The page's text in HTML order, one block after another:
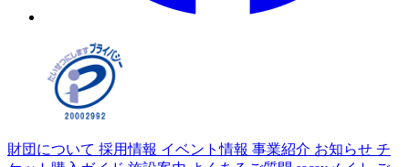
財団について 採用情報 イベント情報 事業紹介 お知らせ チ